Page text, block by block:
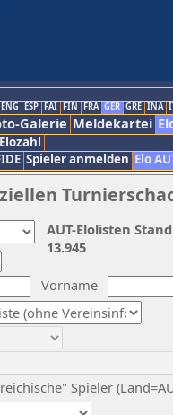
ENG ESP FAI FIN FRA GER GRE INA
Galerie Meldekartei
Spieler anmelden Elo
Vorname
Spieler
AUT-Elolisten
13.945